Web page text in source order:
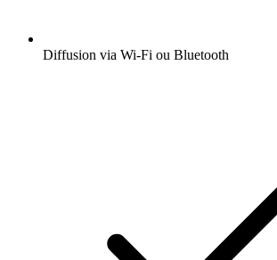
Diffusion via Wi-Fi ou Bluetooth